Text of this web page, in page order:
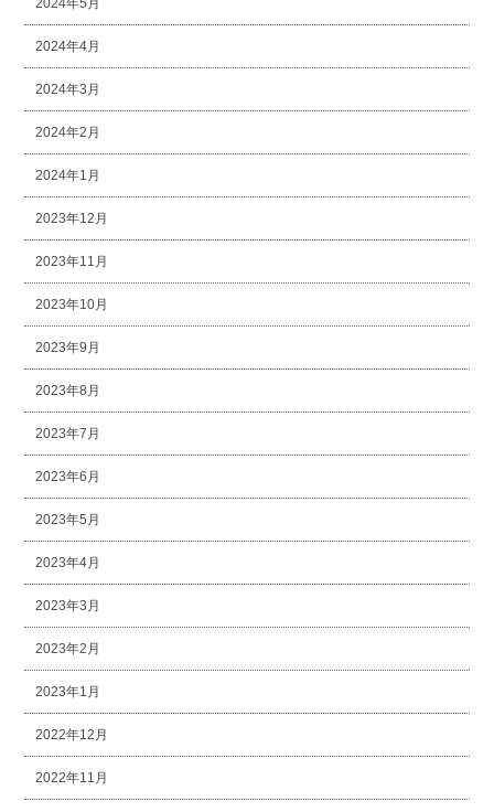
2024年5月
2024年4月
2024年3月
2024年2月
2024年1月
2023年12月
2023年11月
2023年10月
2023年9月
2023年8月
2023年7月
2023年6月
2023年5月
2023年4月
2023年3月
2023年2月
2023年1月
2022年12月
2022年11月